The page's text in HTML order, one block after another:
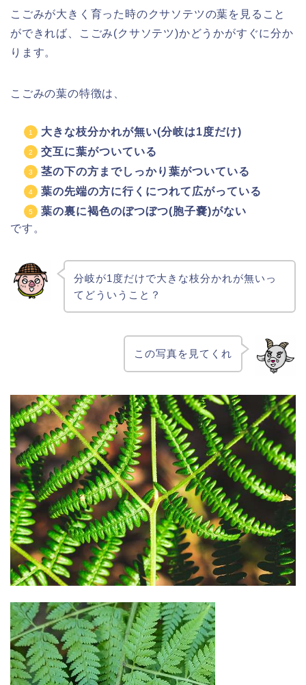
こごみが大きく育った時のクサソテツの葉を見ること
ができれば、こごみ(クサソテツ)かどうかがすぐに分か
ります。
こごみの葉の特徴は、
大きな枝分かれが無い(分岐は1度だけ)
交互に葉がついている
茎の下の方までしっかり葉がついている
葉の先端の方に行くにつれて広がっている
葉の裏に褐色のぼつぼつ(胞子嚢)がない
です。
分岐が1度だけで大きな枝分かれが無いっ
てどういうこと？
この写真を見てくれ